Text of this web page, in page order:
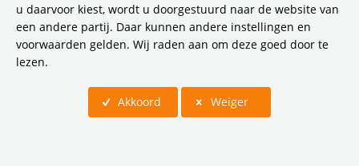
u daarvoor kiest, wordt u doorgestuurd naar de website van
een andere partij. Daar kunnen andere instellingen en
voorwaarden gelden. Wij raden aan om deze goed door te
lezen.
Akkoord Weiger